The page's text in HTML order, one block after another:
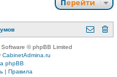
© phpBB Limited
CabinetAdmina.ru
phpBB
| Правила